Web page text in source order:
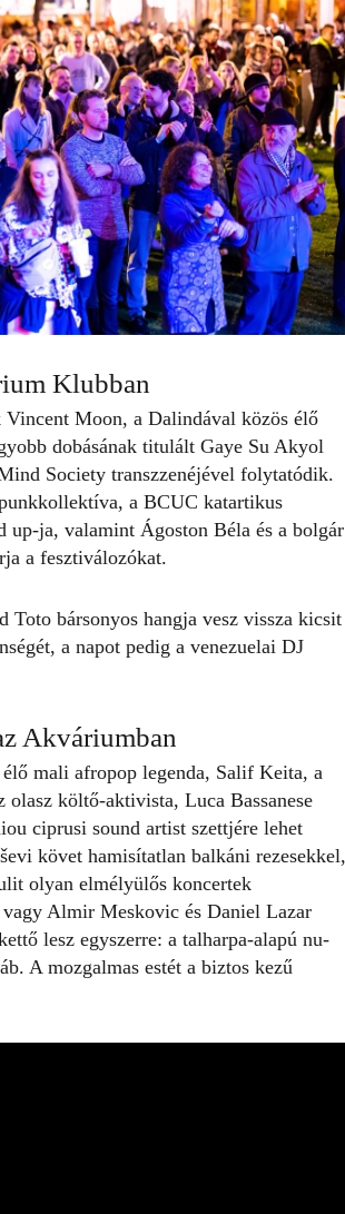
Klubban
Vincent Moon, a Dalindával közös élő
dobásának titulált Gaye Su Akyol
Society transzzenéjével folytatódik.
a BCUC katartikus
up-ja, valamint Ágoston Béla és a bolgár
a fesztiválozókat.
Toto bársonyos hangja vesz vissza kicsit
a napot pedig a venezuelai DJ
Akváriumban
mali afropop legenda, Salif Keita, a
olasz költő-aktivista, Luca Bassanese
ciprusi sound artist szettjére lehet
követ hamisítatlan balkáni rezesekkel,
olyan elmélyülős koncertek
Almir Meskovic és Daniel Lazar
lesz egyszerre: a talharpa-alapú nu-
A mozgalmas estét a biztos kezű